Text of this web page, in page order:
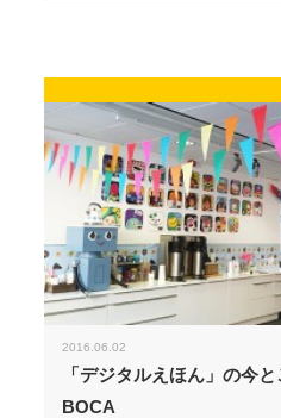
2016.06.02
「デジタルえほん」の今
BOCA